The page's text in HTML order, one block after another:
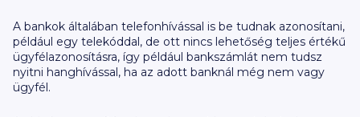
A bankok általában telefonhívással is be tudnak azonosítani,
például egy telekóddal, de ott nincs lehetőség teljes értékű
ügyfélazonosításra, így például bankszámlát nem tudsz
nyitni hanghívással, ha az adott banknál még nem vagy
ügyfél.